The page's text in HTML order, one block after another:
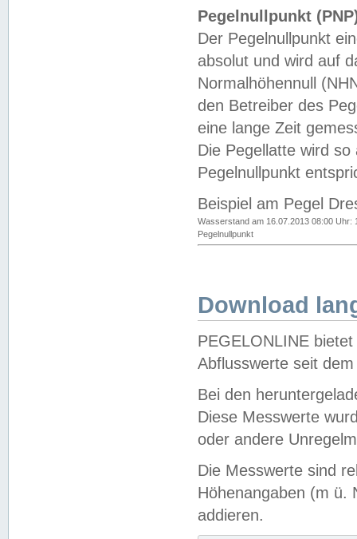
Pegelnullpunkt
Der Pegelnullpunkt
absolut und wird auf
Normalhöhennull
den Betreiber des
eine lange Zeit
Die Pegellatte wird
Pegelnullpunkt
Beispiel am Pegel
Wasserstand am 16.07.2013 08:00 Uhr:
Pegelnullpunkt
Download
PEGELONLINE
Abflusswerte seit
Bei den
Diese Messwerte
oder andere
Die Messwerte sind
Höhenangaben (m ü.
addieren.